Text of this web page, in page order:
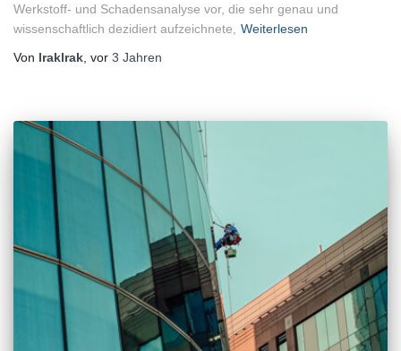
Werkstoff- und Schadensanalyse vor, die sehr genau und
wissenschaftlich dezidiert aufzeichnete,
Weiterlesen
Von lraklrak , vor 3 Jahren